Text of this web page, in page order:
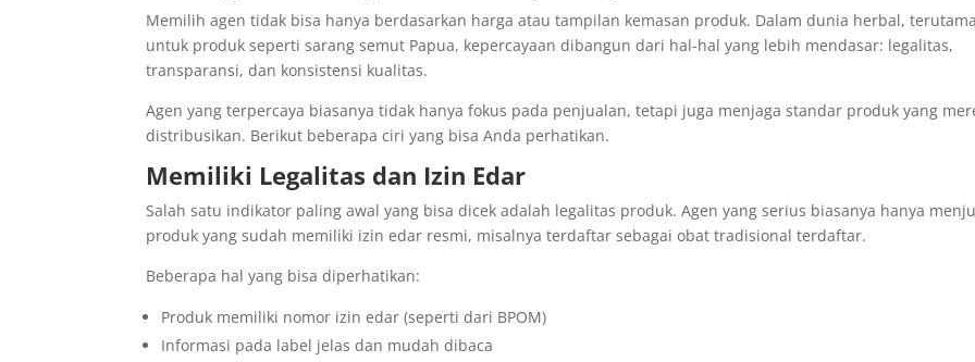
Memilih agen tidak bisa hanya berdasarkan harga atau tampilan kemasan produk. Dalam dunia herbal,
untuk produk seperti sarang semut Papua, kepercayaan dibangun dari hal-hal yang lebih mendasar: legalitas,
transparansi, dan konsistensi kualitas.
Agen yang terpercaya biasanya tidak hanya fokus pada penjualan, tetapi juga menjaga standar produk yang
distribusikan. Berikut beberapa ciri yang bisa Anda perhatikan.
Memiliki Legalitas dan Izin Edar
Salah satu indikator paling awal yang bisa dicek adalah legalitas produk. Agen yang serius biasanya hanya
produk yang sudah memiliki izin edar resmi, misalnya terdaftar sebagai obat tradisional terdaftar.
Beberapa hal yang bisa diperhatikan:
Produk memiliki nomor izin edar (seperti dari BPOM)
Informasi pada label jelas dan mudah dibaca